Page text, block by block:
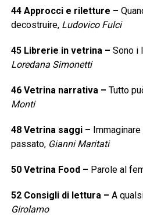
44 Approcci e riletture –
decostruire, Ludovico Fulci
45 Librerie in vetrina– Sono i
Loredana Simonetti
46 Vetrina narrativa– Tutto
Monti
48 Vetrina saggi–
passato, Gianni Maritati
50 Vetrina Food – Parole al
52 Consigli di lettura– A
Girolamo